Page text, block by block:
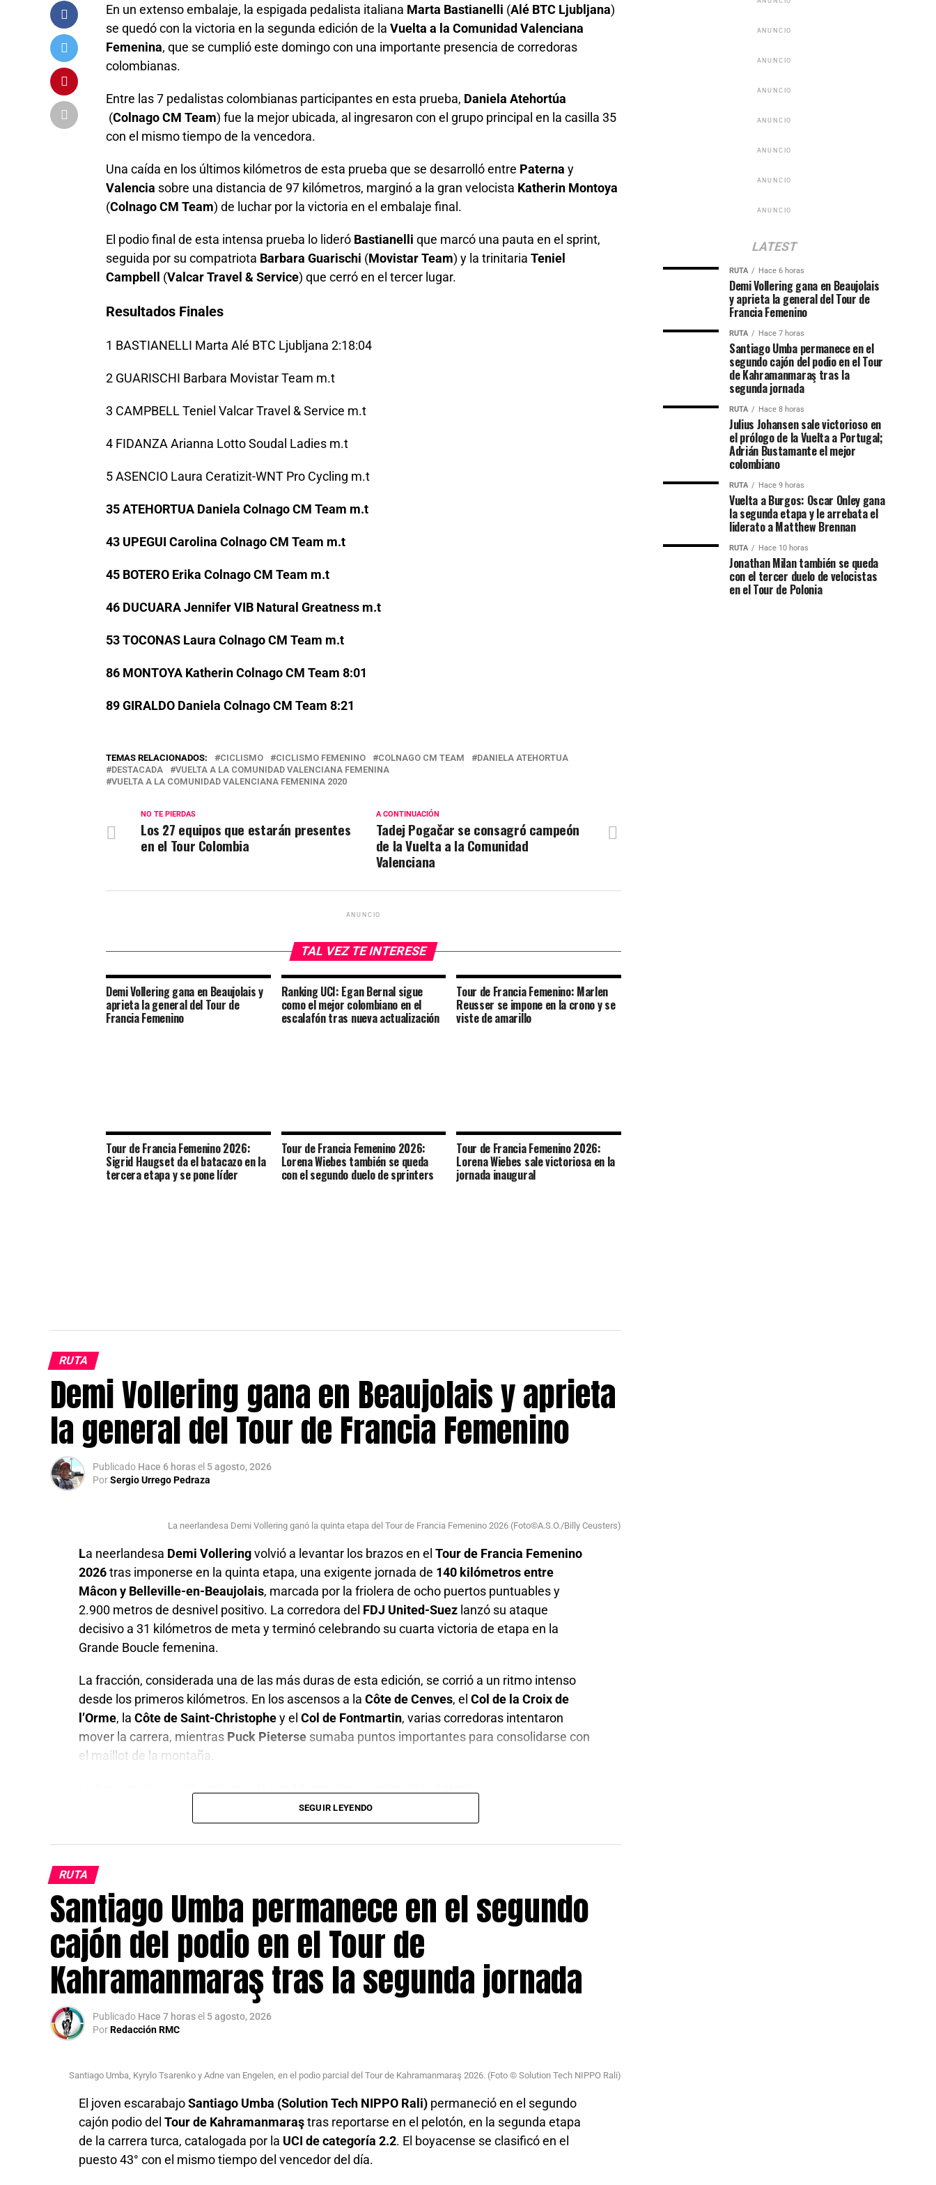
En un extenso embalaje, la espigada pedalista italiana Marta Bastianelli (Alé BTC Ljubljana)
se quedó con la victoria en la segunda edición de la Vuelta a la Comunidad Valenciana
Femenina, que se cumplió este domingo con una importante presencia de corredoras
colombianas.
Entre las 7 pedalistas colombianas participantes en esta prueba, Daniela Atehortúa
(Colnago CM Team) fue la mejor ubicada, al ingresaron con el grupo principal en la casilla 35
con el mismo tiempo de la vencedora.
Una caída en los últimos kilómetros de esta prueba que se desarrolló entre Paterna y
Valencia sobre una distancia de 97 kilómetros, marginó a la gran velocista Katherin Montoya
(Colnago CM Team) de luchar por la victoria en el embalaje final.
El podio final de esta intensa prueba lo lideró Bastianelli que marcó una pauta en el sprint,
seguida por su compatriota Barbara Guarischi (Movistar Team) y la trinitaria Teniel
Campbell
(Valcar Travel & Service) que cerró en el tercer lugar.
Resultados Finales
1 BASTIANELLI Marta Alé BTC Ljubljana 2:18:04
2 GUARISCHI Barbara Movistar Team m.t
3 CAMPBELL Teniel Valcar Travel & Service m.t
4 FIDANZA Arianna Lotto Soudal Ladies m.t
5 ASENCIO Laura Ceratizit-WNT Pro Cycling m.t
35 ATEHORTUA Daniela Colnago CM Team m.t
43 UPEGUI Carolina Colnago CM Team m.t
45 BOTERO Erika Colnago CM Team m.t
46 DUCUARA Jennifer VIB Natural Greatness m.t
53 TOCONAS Laura Colnago CM Team m.t
86 MONTOYA Katherin Colnago CM Team 8:01
89 GIRALDO Daniela Colnago CM Team 8:21
TEMAS RELACIONADOS: CICLISMO CICLISMO FEMENINO COLNAGO CM TEAM
DANIELA ATEHORTUA
DESTACADA
VUELTA A LA COMUNIDAD VALENCIANA FEMENINA
VUELTA A LA COMUNIDAD VALENCIANA FEMENINA 2020
A CONTINUACIÓN
Tadej Pogačar se consagró campeón
de la Vuelta a la Comunidad
Valenciana
NO TE PIERDAS
Los 27 equipos que estarán presentes
en el Tour Colombia
ANUNCIO
TAL VEZ TE INTERESE
Demi Vollering gana en Beaujolais y
aprieta la general del Tour de
Francia Femenino
Ranking UCI: Egan Bernal sigue
como el mejor colombiano en el
escalafón tras nueva actualización
Tour de Francia Femenino: Marlen
Reusser se impone en la crono y se
viste de amarillo
Tour de Francia Femenino 2026:
Sigrid Haugset da el batacazo en la
tercera etapa y se pone líder
Tour de Francia Femenino 2026:
Lorena Wiebes también se queda
con el segundo duelo de sprinters
Tour de Francia Femenino 2026:
Lorena Wiebes sale victoriosa en la
jornada inaugural
RUTA
Demi Vollering gana en Beaujolais y aprieta
la general del Tour de Francia Femenino
Publicado Hace 6 horasel 5 agosto, 2026
PorSergio Urrego Pedraza
La neerlandesa Demi Vollering ganó la quinta etapa del Tour de Francia Femenino 2026 (Foto©A.S.O./Billy Ceusters)
La neerlandesa Demi Vollering volvió a levantar los brazos en el Tour de Francia Femenino
2026 tras imponerse en la quinta etapa, una exigente jornada de 140 kilómetros entre
Mâcon y Belleville-en-Beaujolais, marcada por la friolera de ocho puertos puntuables y
2.900 metros de desnivel positivo. La corredora del FDJ United-Suez lanzó su ataque
decisivo a 31 kilómetros de meta y terminó celebrando su cuarta victoria de etapa en la
Grande Boucle femenina.
La fracción, considerada una de las más duras de esta edición, se corrió a un ritmo intenso
desde los primeros kilómetros. En los ascensos a la Côte de Cenves, el Col de la Croix de
l’Orme, la Côte de Saint-Christophe y el Col de Fontmartin, varias corredoras intentaron
mover la carrera, mientras Puck Pieterse sumaba puntos importantes para consolidarse con
el maillot de la montaña.
Juliette Berthet
Amanda Spratt,Niamh Fisher-Black,Puck PieterseyNoemi Rüegg
tener una ventaja cercana a los dos minutos, lo que puso momentáneamente a Niedermaier
como líder virtual de la clasificación general.
SEGUIR LEYENDO
RUTA
Santiago Umba permanece en el segundo
cajón del podio en el Tour de
Kahramanmaraş tras la segunda jornada
Publicado Hace 7 horasel 5 agosto, 2026
PorRedacción RMC
Santiago Umba, Kyrylo Tsarenko y Adne van Engelen, en el podio parcial del Tour de Kahramanmaraş 2026. (Foto © Solution Tech NIPPO Rali)
El joven escarabajo Santiago Umba (Solution Tech NIPPO Rali) permaneció en el segundo
cajón podio del Tour de Kahramanmaraş tras reportarse en el pelotón, en la segunda etapa
de la carrera turca, catalogada por la UCI de categoría 2.2. El boyacense se clasificó en el
puesto 43° con el mismo tiempo del vencedor del día.
ANUNCIO
ANUNCIO
ANUNCIO
ANUNCIO
ANUNCIO
ANUNCIO
ANUNCIO
LATEST
RUTA Hace 6 horas
Demi Vollering gana en Beaujolais
y aprieta la general del Tour de
Francia Femenino
RUTA Hace 7 horas
Santiago Umba permanece en el
segundo cajón del podio en el Tour
de Kahramanmaraş tras la
segunda jornada
RUTA Hace 8 horas
Julius Johansen sale victorioso en
el prólogo de la Vuelta a Portugal;
Adrián Bustamante el mejor
colombiano
RUTA Hace 9 horas
Vuelta a Burgos: Oscar Onley gana
la segunda etapa y le arrebata el
liderato a Matthew Brennan
RUTA Hace 10 horas
Jonathan Milan también se queda
con el tercer duelo de velocistas
en el Tour de Polonia